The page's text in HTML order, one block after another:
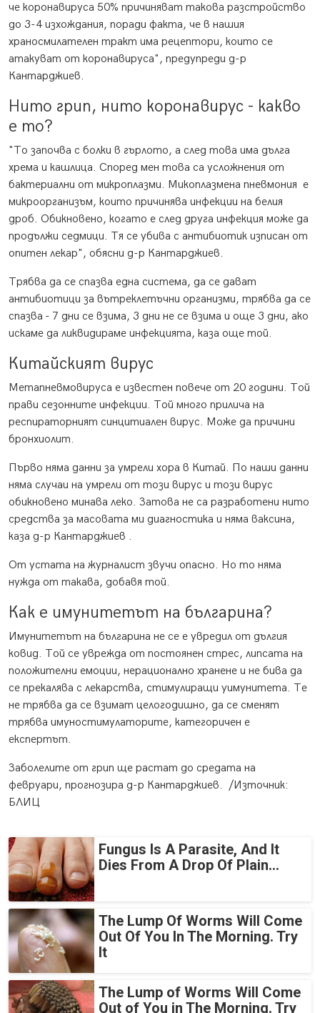
че коронавируса 50% причиняват такова разстройство
до 3-4 изхождания, поради факта, че в нашия
храносмилателен тракт има рецептори, които се
атакуват от коронавируса", предупреди д-р
Кантарджиев.
Нито грип, нито коронавирус - какво
е то?
"То започва с болки в гърлото, а след това има дълга
хрема и кашлица. Според мен това са усложнения от
бактериални от микроплазми. Микоплазмена пневмония е
микроорганизъм, които причинява инфекции на белия
дроб. Обикновено, когато е след друга инфекция може да
продължи седмици. Тя се убива с антибиотик изписан от
опитен лекар", обясни д-р Кантарджиев.
Трябва да се спазва една система, да се дават
антибиотици за вътреклетъчни организми, трябва да се
спазва - 7 дни се взима, 3 дни не се взима и още 3 дни, ако
искаме да ликвидираме инфекцията, каза още той.
Китайският вирус
Метапневмовируса е известен повече от 20 години. Той
прави сезонните инфекции. Той много прилича на
респираторният синцитиален вирус. Може да причини
бронхиолит.
Първо няма данни за умрели хора в Китай. По наши данни
няма случаи на умрели от този вирус и този вирус
обикновено минава леко. Затова не са разработени нито
средства за масовата ми диагностика и няма ваксина,
каза д-р Кантарджиев .
От устата на журналист звучи опасно. Но то няма
нужда от такава, добавя той.
Как е имунитетът на българина?
Имунитетът на българина не се е увредил от дългия
ковид. Той се уврежда от постоянен стрес, липсата на
положителни емоции, нерационално хранене и не бива да
се прекалява с лекарства, стимулиращи уимунитета. Те
не трябва да се взимат целогодишно, да се сменят
трябва имуностимулаторите, категоричен е
експертът.
Заболелите от грип ще растат до средата на
февруари, прогнозира д-р Кантарджиев. /Източник:
БЛИЦ
Fungus Is A Parasite, And It
Dies From A Drop Of Plain...
The Lump Of Worms Will Come
Out Of You In The Morning. Try
It
The Lump of Worms Will Come
Out of You in The Morning. Try